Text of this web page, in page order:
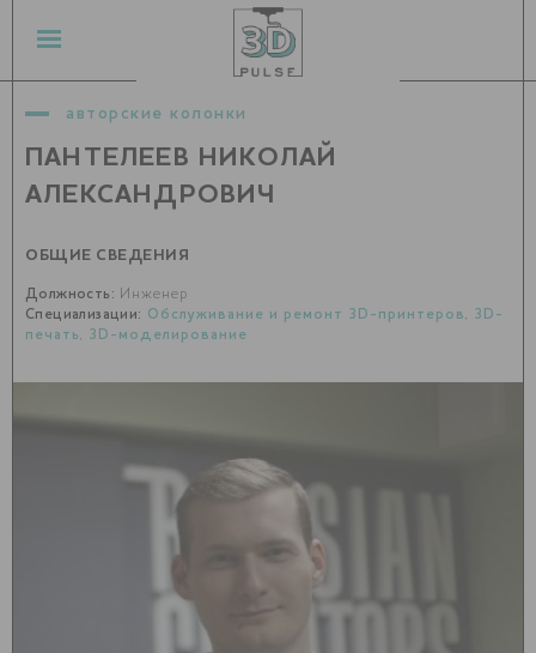
авторские колонки
ПАНТЕЛЕЕВ НИКОЛАЙ
АЛЕКСАНДРОВИЧ
ОБЩИЕ СВЕДЕНИЯ
Должность: Инженер
Специализации: Обслуживание и ремонт 3D-принтеров, 3D-
печать, 3D-моделирование